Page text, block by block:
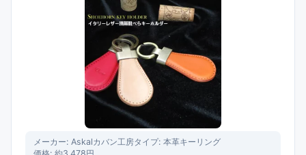
メーカー: Askalカバン工房タイプ: 本革キーリング